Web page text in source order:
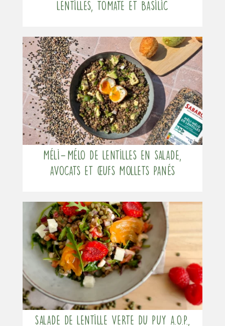
lentilles, tomate et basilic
Méli-Mélo de lentilles en salade,
avocats et œufs mollets panés
Salade de lentille verte du Puy a.O.P.,